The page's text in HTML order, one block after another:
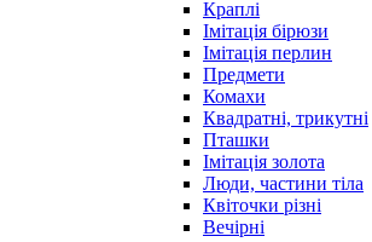
Краплі
Імітація бірюзи
Імітація перлин
Предмети
Комахи
Квадратні, трикутні
Пташки
Імітація золота
Люди, частини тіла
Квіточки різні
Вечірні